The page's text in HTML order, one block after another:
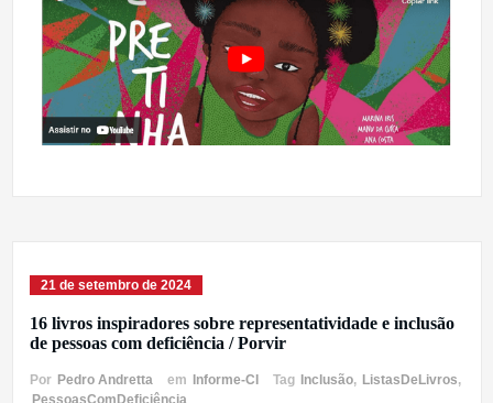
21 de setembro de 2024
16 livros inspiradores sobre representatividade e inclusão
de pessoas com deficiência / Porvir
Por Pedro Andretta em Informe-CI Tag Inclusão, ListasDeLivros,
PessoasComDeficiência